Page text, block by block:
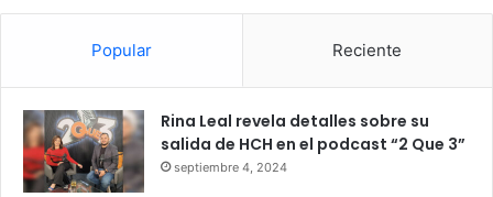
Popular Reciente
Rina Leal revela detalles sobre su
salida de HCH en el podcast “2 Que 3”
septiembre 4, 2024